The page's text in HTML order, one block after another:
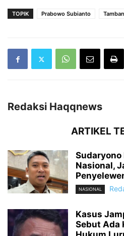
TOPIK Prabowo Subianto
Redaksi Haqqnews
ARTIKEL
Sudaryono
Nasional,
NASIONAL
Kasus
Sebut Ada